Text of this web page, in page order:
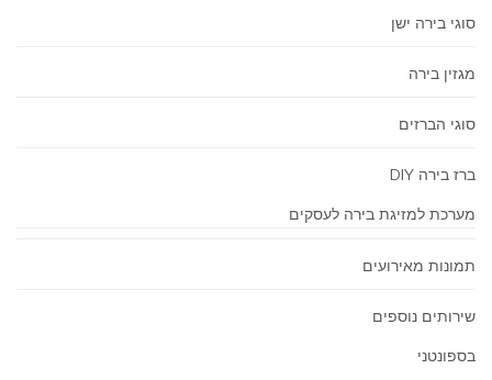
סוגי בירה ישן
מגזין בירה
סוגי הברזים
ברז בירה DIY
מערכת למזיגת בירה לעסקים
תמונות מאירועים
שירותים נוספים
בספונטני